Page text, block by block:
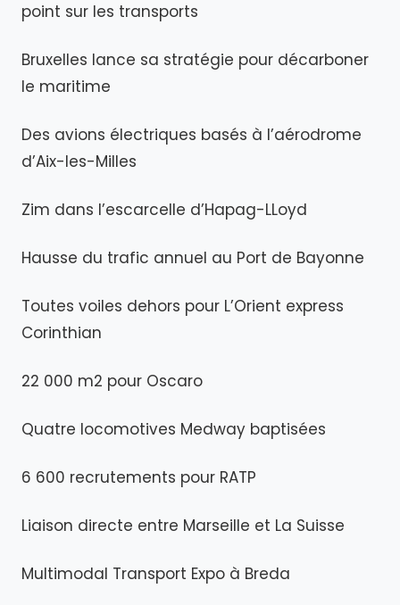
point sur les transports
Bruxelles lance sa stratégie pour décarboner
le maritime
Des avions électriques basés à l’aérodrome
d’Aix-les-Milles
Zim dans l’escarcelle d’Hapag-LLoyd
Hausse du trafic annuel au Port de Bayonne
Toutes voiles dehors pour L’Orient express
Corinthian
22 000 m2 pour Oscaro
Quatre locomotives Medway baptisées
6 600 recrutements pour RATP
Liaison directe entre Marseille et La Suisse
Multimodal Transport Expo à Breda